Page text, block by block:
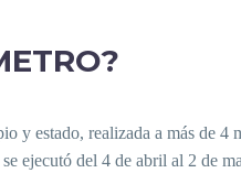
y estado, realizada a más de 4
ejecutó del 4 de abril al 2 de